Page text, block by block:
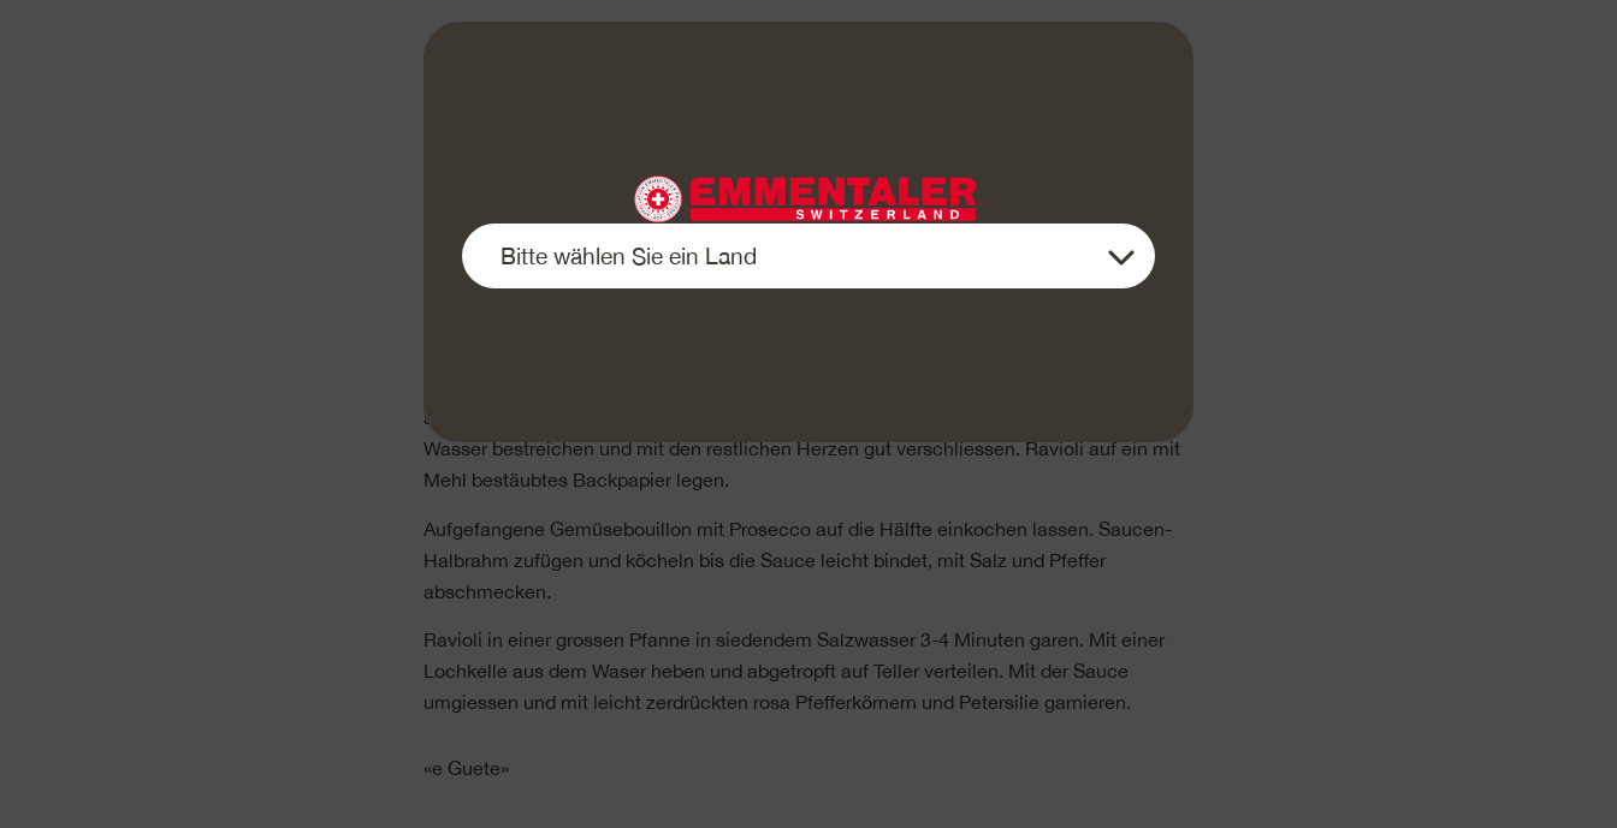
Knollensellerie schälen und würfeln. In der Gemüsebouillon sehr weich kochen. Bouillon
abgiessen und 0, 5 dl auffangen. Sellerie in der Pfanne auf der ausgeschalteten
Herdplatte verdampfen lassen. Mit einer Gabel fein zerdrücken.
ausstechen. Auf die Hälfte der Herzen etwas Füllung in die Mitte geben. Ränder mit
Wasser bestreichen und mit den restlichen Herzen gut verschliessen. Ravioli auf ein mit
Mehl bestäubtes Backpapier legen.
Aufgefangene Gemüsebouillon mit Prosecco auf die Hälfte einkochen lassen. Saucen-
Halbrahm zufügen und köcheln bis die Sauce leicht bindet, mit Salz und Pfeffer
abschmecken.
Ravioli in einer grossen Pfanne in siedendem Salzwasser 3-4 Minuten garen. Mit einer
Lochkelle aus dem Waser heben und abgetropft auf Teller verteilen. Mit der Sauce
umgiessen und mit leicht zerdrückten rosa Pfefferkörnern und Petersilie garnieren.
«e Guete»